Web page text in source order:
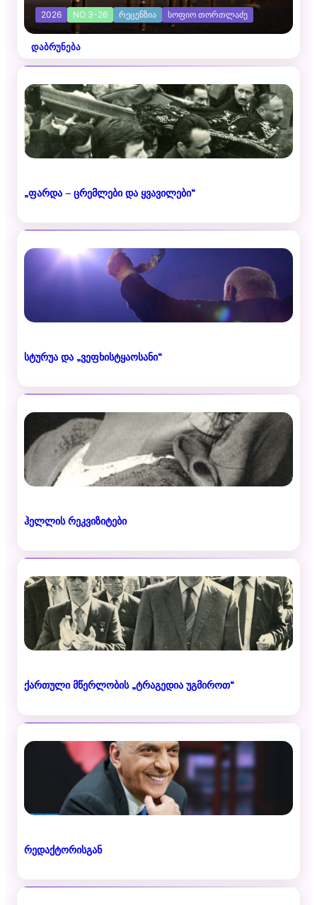
2026 NO 3-26 ᲠᲔᲪᲔᲜᲖᲘᲐ ᲡᲝᲤᲘᲝ ᲗᲝᲠᲗᲚᲐᲫᲔ
დაბრუნება
„ფარდა – ცრემლები და ყვავილები“
სტურუა და „ვეფხისტყაოსანი“
ჰელლის რეკვიზიტები
ქართული მწერლობის „ტრაგედია უგმიროთ“
რედაქტორისგან